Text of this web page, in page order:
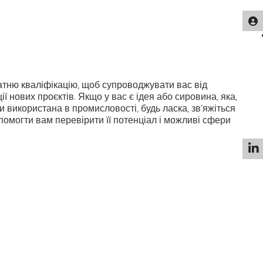
кваліфікацію, щоб супроводжувати вас від
нових проєктів. Якщо у вас є ідея або сировина, яка,
в промисловості, будь ласка, зв’яжіться
вам перевірити її потенціал і можливі сфери